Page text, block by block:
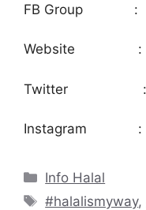
FB Group :
Website :
Twitter :
Instagram :
Kategori
Info Halal
Tag
#halalismyway,